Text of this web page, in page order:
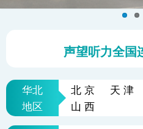
声望听力全国
华北 北京 天津
山西
地区